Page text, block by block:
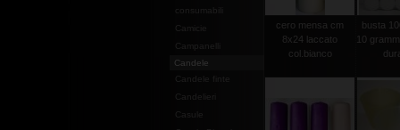
Campanelli
Candele
Candele finte
Candelieri
Casule
cero mensa cm
8x24 laccato
col.bianco
busta
10